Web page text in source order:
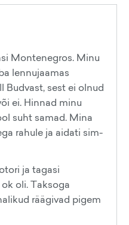
Montenegros. Minu
lennujaamas
Budvast, sest ei olnud
ei. Hinnad minu
suht samad. Mina
rahule ja aidati sim-
ja tagasi
oli. Taksoga
räägivad pigem